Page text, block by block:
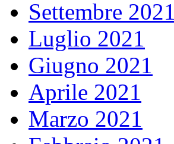
Settembre 2021
Luglio 2021
Giugno 2021
Aprile 2021
Marzo 2021